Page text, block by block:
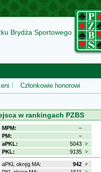
Brydża Sportowego
Członkowie honorowi
w rankingach PZBS
MPM:
−
PM:
−
aPKL:
5043
PKL:
9135
aPKL okręg MA:
942